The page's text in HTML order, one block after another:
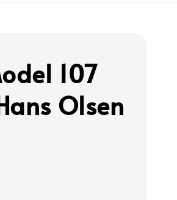
107
Olsen